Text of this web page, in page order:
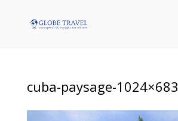
cuba-paysage-1024×683